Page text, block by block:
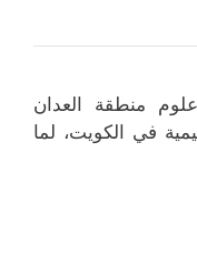
منطقة العدان
في الكويت، لما